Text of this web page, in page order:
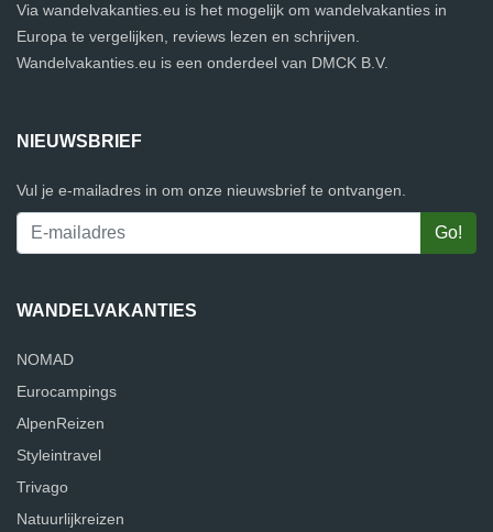
Via wandelvakanties.eu is het mogelijk om wandelvakanties in
Europa te vergelijken, reviews lezen en schrijven.
Wandelvakanties.eu is een onderdeel van DMCK B.V.
NIEUWSBRIEF
Vul je e-mailadres in om onze nieuwsbrief te ontvangen.
WANDELVAKANTIES
NOMAD
Eurocampings
AlpenReizen
Styleintravel
Trivago
Natuurlijkreizen